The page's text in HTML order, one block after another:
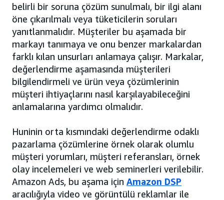
belirli bir soruna çözüm sunulmalı, bir ilgi alanı
öne çıkarılmalı veya tüketicilerin soruları
yanıtlanmalıdır. Müşteriler bu aşamada bir
markayı tanımaya ve onu benzer markalardan
farklı kılan unsurları anlamaya çalışır. Markalar,
değerlendirme aşamasında müşterileri
bilgilendirmeli ve ürün veya çözümlerinin
müşteri ihtiyaçlarını nasıl karşılayabileceğini
anlamalarına yardımcı olmalıdır.
Huninin orta kısmındaki değerlendirme odaklı
pazarlama çözümlerine örnek olarak olumlu
müşteri yorumları, müşteri referansları, örnek
olay incelemeleri ve web seminerleri verilebilir.
Amazon Ads, bu aşama için Amazon DSP
aracılığıyla video ve görüntülü reklamlar ile